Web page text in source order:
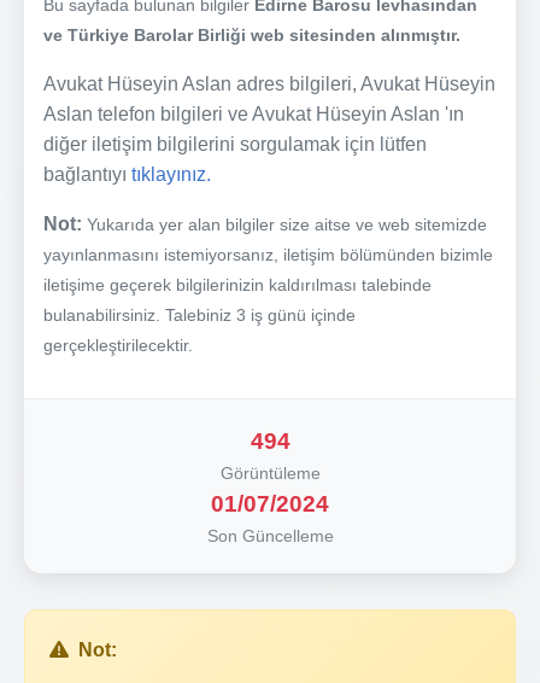
Bu sayfada bulunan bilgiler Edirne Barosu levhasından
ve Türkiye Barolar Birliği web sitesinden alınmıştır.
Avukat Hüseyin Aslan adres bilgileri, Avukat Hüseyin
Aslan telefon bilgileri ve Avukat Hüseyin Aslan 'ın
diğer iletişim bilgilerini sorgulamak için lütfen
bağlantıyı tıklayınız.
Not: Yukarıda yer alan bilgiler size aitse ve web sitemizde
yayınlanmasını istemiyorsanız, iletişim bölümünden bizimle
iletişime geçerek bilgilerinizin kaldırılması talebinde
bulanabilirsiniz. Talebiniz 3 iş günü içinde
gerçekleştirilecektir.
494
Görüntüleme
01/07/2024
Son Güncelleme
Not: